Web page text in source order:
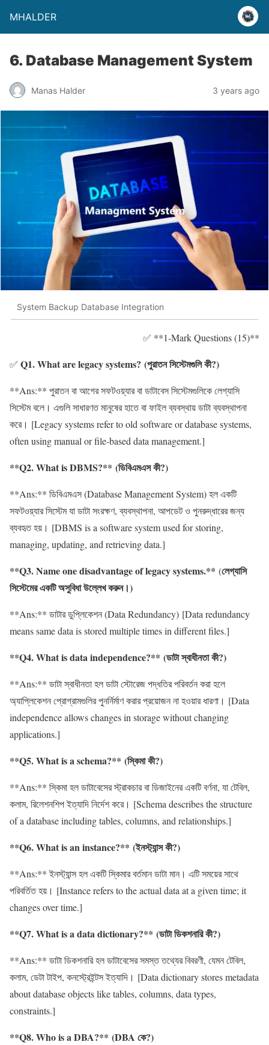
MHALDER
6. Database Management System
Manas Halder 3 years ago
System Backup Database Integration
✅ **1-Mark Questions (15)**
✅ Q1. What are legacy systems? (পুরাতন সিস্টেমগুলি কী?)
**Ans:** পুরাতন বা আগের সফটওয়্যার বা ডাটাবেস সিস্টেমগুলিকে লেগ্যাসি
সিস্টেম বলে। এগুলি সাধারণত মানুষের হাতে বা ফাইল ব্যবস্থায় ডাটা ব্যবস্থাপনা
করে। [Legacy systems refer to old software or database systems,
often using manual or file-based data management.]
**Q2. What is DBMS?** (ডিবিএমএস কী?)
**Ans:** ডিবিএমএস (Database Management System) হল একটি
সফটওয়্যার সিস্টেম যা ডাটা সংরক্ষণ, ব্যবস্থাপনা, আপডেট ও পুনরুদ্ধারের জন্য
ব্যবহৃত হয়। [DBMS is a software system used for storing,
managing, updating, and retrieving data.]
**Q3. Name one disadvantage of legacy systems.** (লেগ্যাসি
সিস্টেমের একটি অসুবিধা উল্লেখ করুন।)
**Ans:** ডাটার ডুপ্লিকেশন (Data Redundancy) [Data redundancy
means same data is stored multiple times in different files.]
**Q4. What is data independence?** (ডাটা স্বাধীনতা কী?)
**Ans:** ডাটা স্বাধীনতা হল ডাটা স্টোরেজ পদ্ধতির পরিবর্তন করা হলে
অ্যাপ্লিকেশন প্রোগ্রামগুলির পুনর্নির্মাণ করার প্রয়োজন না হওয়ার ধারণা। [Data
independence allows changes in storage without changing
applications.]
**Q5. What is a schema?** (স্কিমা কী?)
**Ans:** স্কিমা হল ডাটাবেসের স্ট্রাকচার বা ডিজাইনের একটি বর্ণনা, যা টেবিল,
কলাম, রিলেশনশিপ ইত্যাদি নির্দেশ করে। [Schema describes the structure
of a database including tables, columns, and relationships.]
**Q6. What is an instance?** (ইনস্ট্যান্স কী?)
**Ans:** ইনস্ট্যান্স হল একটি স্কিমার বর্তমান ডাটা মান। এটি সময়ের সাথে
পরিবর্তিত হয়। [Instance refers to the actual data at a given time; it
changes over time.]
**Q7. What is a data dictionary?** (ডাটা ডিকশনারি কী?)
**Ans:** ডাটা ডিকশনারি হল ডাটাবেসের সমস্ত তথ্যের বিবরণী, যেমন টেবিল,
কলাম, ডেটা টাইপ, কনস্ট্রেইন্টস ইত্যাদি। [Data dictionary stores metadata
about database objects like tables, columns, data types,
constraints.]
**Q8. Who is a DBA?** (DBA কে?)